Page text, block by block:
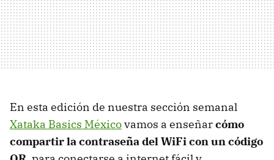
En esta edición de nuestra sección semanal
Xataka Basics Méxicovamos a enseñarcómo
compartir la contraseña del WiFi con un código